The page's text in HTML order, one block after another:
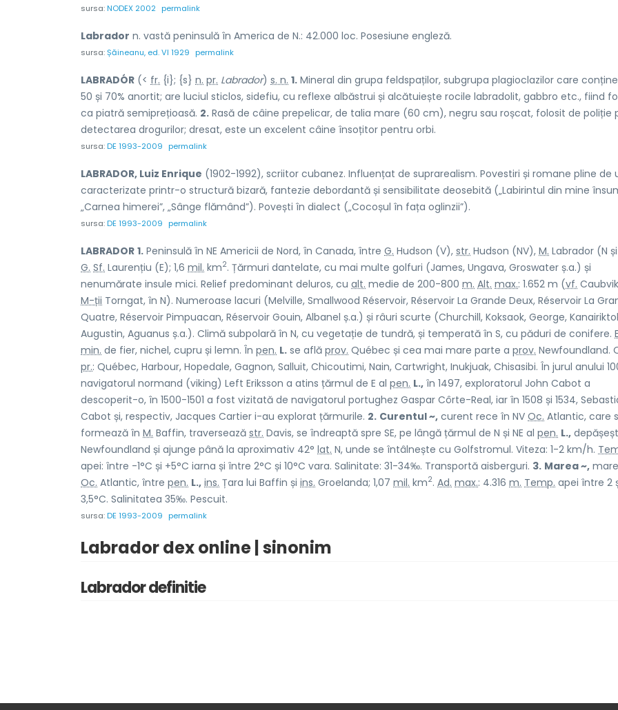
sursa:NODEX 2002 permalink
Labrador n. vastă peninsulă în America de N.: 42.000 loc. Posesiune engleză.
sursa:Șăineanu, ed. VI 1929 permalink
LABRADÓR (< fr. {i}; {s} n. pr. Labrador) s. n. 1. Mineral din grupa feldspaților, subgrupa plagioclazilor care
50 și 70% anortit; are luciul sticlos, sidefiu, cu reflexe albăstrui și alcătuiește rocile labradolit, gabbro etc., fiind
ca piatră semiprețioasă. 2. Rasă de câine prepelicar, de talia mare (60 cm), negru sau roșcat, folosit de poliție
detectarea drogurilor; dresat, este un excelent câine însoțitor pentru orbi.
sursa:DE 1993-2009 permalink
LABRADOR, Luiz Enrique (1902-1992), scriitor cubanez. Influențat de suprarealism. Povestiri și romane pline de
caracterizate printr-o structură bizară, fantezie debordantă și sensibilitate deosebită („Labirintul din mine
„Carnea himerei”, „Sânge flămând”). Povești în dialect („Cocoșul în fața oglinzii”).
sursa:DE 1993-2009 permalink
LABRADOR 1. Peninsulă în NE Americii de Nord, în Canada, între G. Hudson (V), str. Hudson (NV), M. Labrador (N și
G. Sf. Laurențiu (E); 1,6 mil. km2. Țărmuri dantelate, cu mai multe golfuri (James, Ungava, Groswater ș.a.) și
nenumărate insule mici. Relief predominant deluros, cu alt. medie de 200-800 m. Alt. max.: 1.652 m (vf.
M-ții Torngat, în N). Numeroase lacuri (Melville, Smallwood Réservoir, Réservoir La Grande Deux, Réservoir La
Quatre, Réservoir Pimpuacan, Réservoir Gouin, Albanel ș.a.) și râuri scurte (Churchill, Koksaok, George,
Augustin, Aguanus ș.a.). Climă subpolară în N, cu vegetație de tundră, și temperată în S, cu păduri de conifere.
min. de fier, nichel, cupru și lemn. În pen. L. se află prov. Québec și cea mai mare parte a prov. Newfoundland.
pr.: Québec, Harbour, Hopedale, Gagnon, Salluit, Chicoutimi, Nain, Cartwright, Inukjuak, Chisasibi. În jurul anului
navigatorul normand (viking) Left Eriksson a atins țărmul de E al pen. L., în 1497, exploratorul John Cabot a
descoperit-o, în 1500-1501 a fost vizitată de navigatorul portughez Gaspar Côrte-Real, iar în 1508 și 1534,
Cabot și, respectiv, Jacques Cartier i-au explorat țărmurile. 2. Curentul ~, curent rece în NV Oc. Atlantic, care
formează în M. Baffin, traversează str. Davis, se îndreaptă spre SE, pe lângă țărmul de N și NE al pen. L.,
Newfoundland și ajunge până la aproximativ 42° lat. N, unde se întâlnește cu Golfstromul. Viteza: 1-2 km/h.
apei: între -1°C și +5°C iarna și între 2°C și 10°C vara. Salinitate: 31-34‰. Transportă aisberguri. 3. Marea ~,
Oc. Atlantic, între pen. L., ins. Țara lui Baffin și ins. Groelanda; 1,07 mil. km2. Ad. max.: 4.316 m. Temp. apei între 2
3,5°C. Salinitatea 35‰. Pescuit.
sursa:DE 1993-2009 permalink
Labrador dex online | sinonim
Labrador definitie